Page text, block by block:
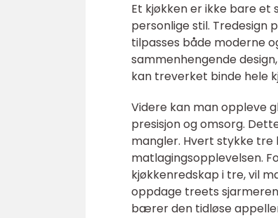
Et kjøkken er ikke bare
personlige stil. Tredesign
tilpasses både moderne
sammenhengende
kan treverket binde hele
Videre kan man oppleve
presisjon og omsorg.
mangler. Hvert stykke tre
matlagingsopplevelsen.
kjøkkenredskap i tre, vil
oppdage treets
bærer den tidløse